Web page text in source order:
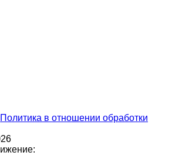
Политика в отношении обработки